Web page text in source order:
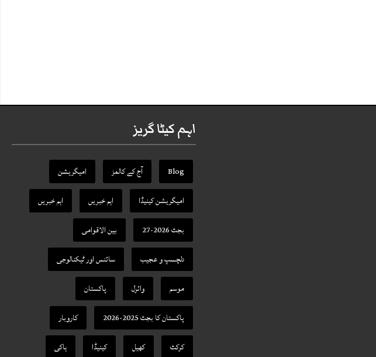
اہم کیٹا گریز
Blog آج کے کالمز
امیگریشن
امیگریشن کینیڈا
اہم خبریں
اہم خبریں
بجٹ 2026-27
بین الاقوامی
دلچسپ و عجیب
سائنس اور ٹیکنالوجی
موسم
وائرل
پاکستان
پاکستان کا بجٹ 2025-2026
کاروبار
کرکٹ
کھیل کینیڈا ہاکی